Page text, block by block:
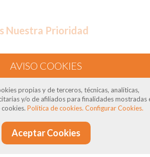
Nuestra Prioridad
de consultoría y
del transporte por
surgir incumplimientos, ya
y defensa, y
propias y de terceros, técnicas, analíticas,
y/o de afiliados para finalidades mostradas
Política de cookies. Configurar Cookies.
Aceptar Cookies